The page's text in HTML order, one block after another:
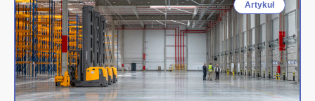
Artykuł